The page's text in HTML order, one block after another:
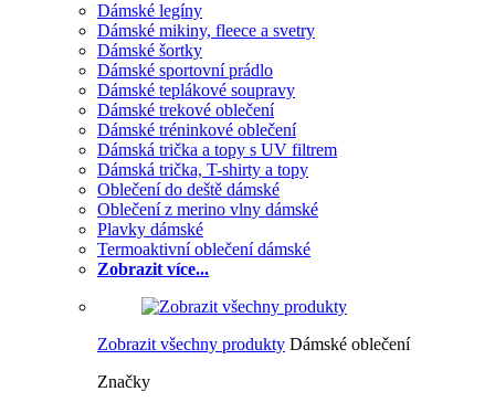
Dámské legíny
Dámské mikiny, fleece a svetry
Dámské šortky
Dámské sportovní prádlo
Dámské teplákové soupravy
Dámské trekové oblečení
Dámské tréninkové oblečení
Dámská trička a topy s UV filtrem
Dámská trička, T-shirty a topy
Oblečení do deště dámské
Oblečení z merino vlny dámské
Plavky dámské
Termoaktivní oblečení dámské
Zobrazit více...
Zobrazit všechny produkty Dámské oblečení
Značky